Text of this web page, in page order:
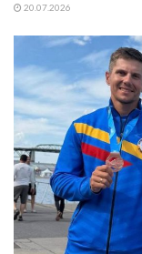
20.07.2026